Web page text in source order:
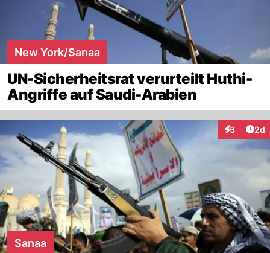
New York/Sanaa
UN-Sicherheitsrat verurteilt Huthi-
Angriffe auf Saudi-Arabien
3 2d
Sanaa